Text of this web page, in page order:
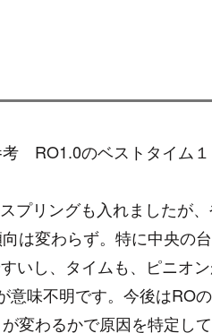
RO1.0のベストタイム１
プリングも入れましたが
は変わらず。特に中央の
いし、タイムも、ピニオ
意味不明です。今後はRO
変わるかで原因を特定し